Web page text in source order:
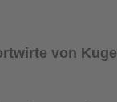
von